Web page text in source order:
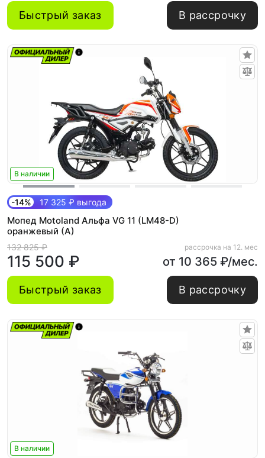
Быстрый заказ В рассрочку
В наличии
-14% 17 325 ₽ выгода
Мопед Motoland Альфа VG 11 (LM48-D)
оранжевый (A)
132 825 ₽
115 500 ₽
рассрочка на 12. мес
от 10 365 ₽/мес.
Быстрый заказ В рассрочку
В наличии